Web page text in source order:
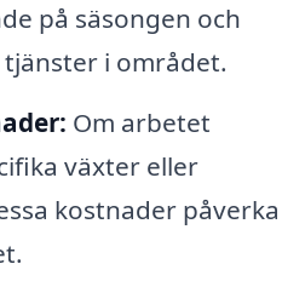
på säsongen och
i området.
Om arbetet
växter eller
kostnader påverka